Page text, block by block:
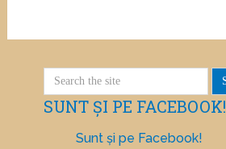
SUNT ȘI PE FACEBOOK!
Sunt și pe Facebook!